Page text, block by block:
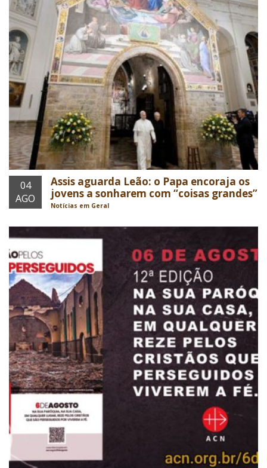
04
AGO
Assis aguarda Leão: o Papa encoraja os
jovens a sonharem com “coisas grandes”
Notícias em Geral